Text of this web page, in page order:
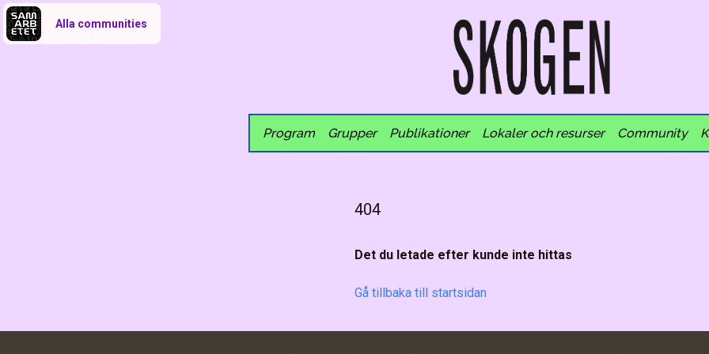
Alla communities
Program Grupper Publikationer Lokaler och resurser Community
404
Det du letade efter kunde inte hittas
Gå tillbaka till startsidan